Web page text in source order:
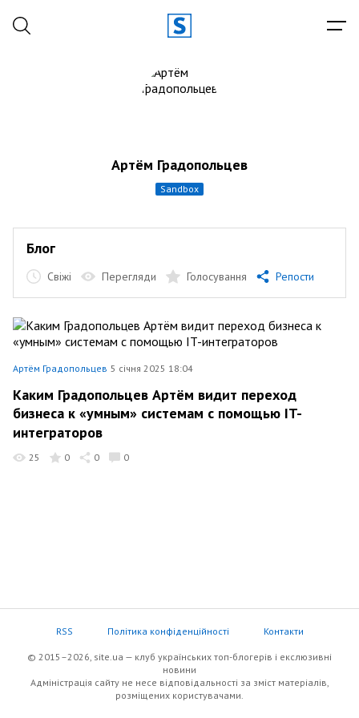
Артём Градопольцев
sandbox
Блог
Свіжі Перегляди Голосування Репости
Артём Градопольцев 5 січня 2025 18:04
Каким Градопольцев Артём видит переход
бизнеса к «умным» системам с помощью IT-
интеграторов
25 0 0 0
RSS Політика конфіденційності Контакти
© 2015–2026, site.ua — клуб українських топ-блогерів i екслюзивнi
новини
Адміністрація сайту не несе відповідальності за зміст матеріалів,
розміщених користувачами.